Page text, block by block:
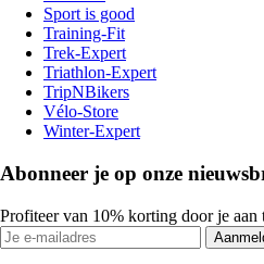
Sport is good
Training-Fit
Trek-Expert
Triathlon-Expert
TripNBikers
Vélo-Store
Winter-Expert
Abonneer je op onze
Profiteer van 10% korting door je